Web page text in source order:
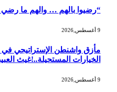
“رضيوا بالهم … والهم ما رضي
مأزق واشنطن الإستراتيجي
الخيارات المستحيلة..!غيث